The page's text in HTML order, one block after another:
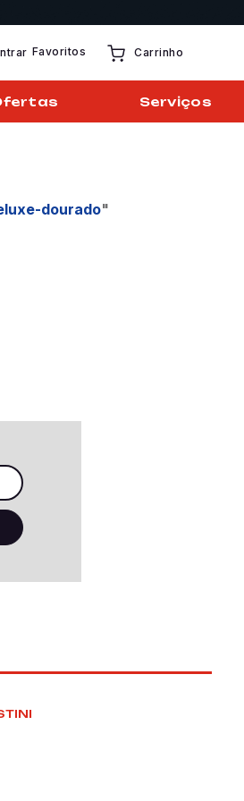
Favoritos Carrinho
Serviços
dourado"